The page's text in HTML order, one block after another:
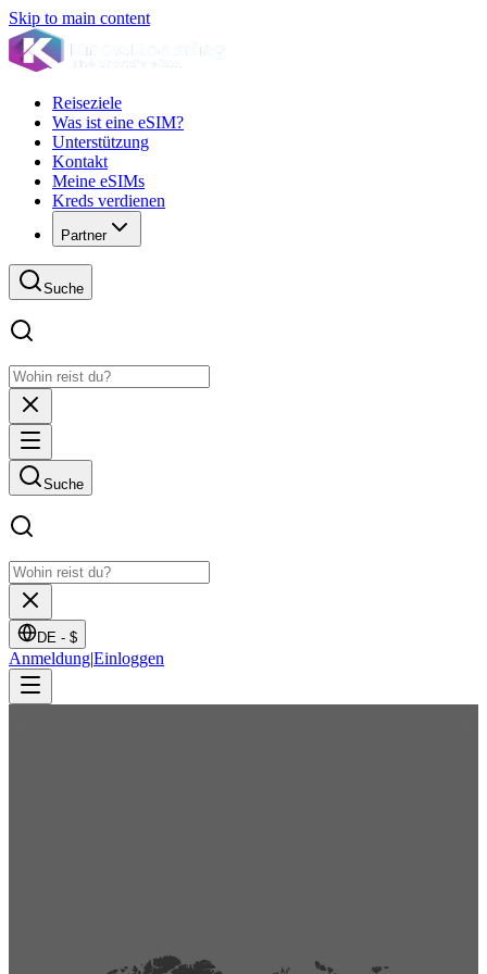
Skip to main content
Reiseziele
Was ist eine eSIM?
Unterstützung
Kontakt
Meine eSIMs
Kreds verdienen
Partner
Suche
Suche
DE - $
Anmeldung|Einloggen